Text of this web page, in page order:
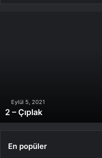
Eylül 5, 2021
2 – Çıplak
En popüler